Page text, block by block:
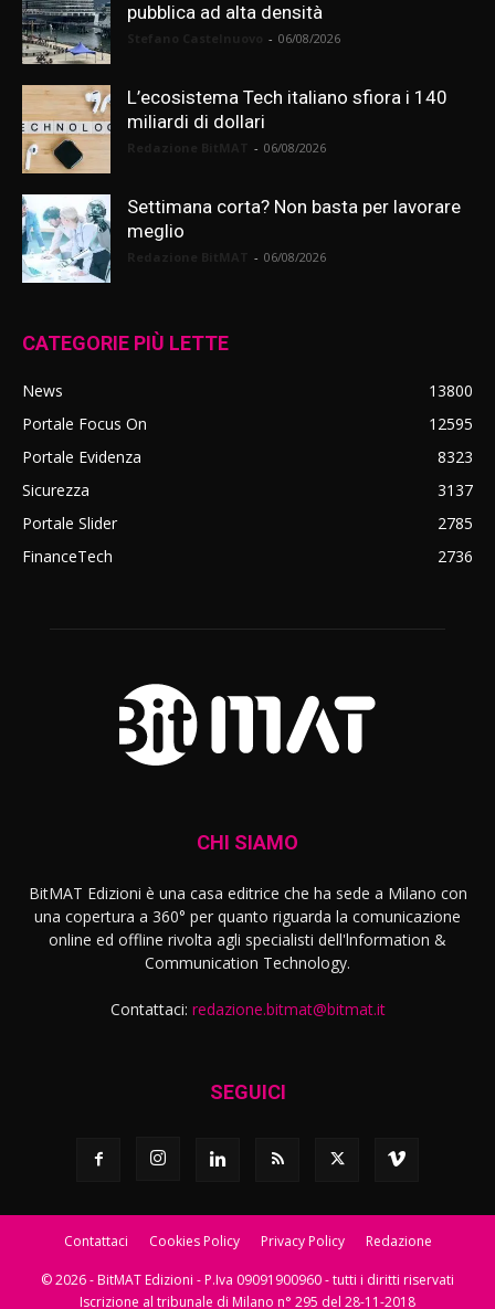
pubblica ad alta densità
- 06/08/2026
L’ecosistema Tech italiano sfiora i 140
miliardi di dollari
- 06/08/2026
Settimana corta? Non basta per lavorare
meglio
- 06/08/2026
CATEGORIE PIÙ LETTE
News
13800
Portale Focus On
12595
Portale Evidenza
8323
Sicurezza
3137
Portale Slider
2785
FinanceTech
2736
CHI SIAMO
BitMAT Edizioni è una casa editrice che ha sede a Milano con
una copertura a 360° per quanto riguarda la comunicazione
online ed offline rivolta agli specialisti dell'lnformation &
Communication Technology.
Contattaci: redazione.bitmat@bitmat.it
SEGUICI
Contattaci Cookies Policy Privacy Policy Redazione
© 2026 - BitMAT Edizioni - P.Iva 09091900960 - tutti i diritti riservati
Iscrizione al tribunale di Milano n° 295 del 28-11-2018